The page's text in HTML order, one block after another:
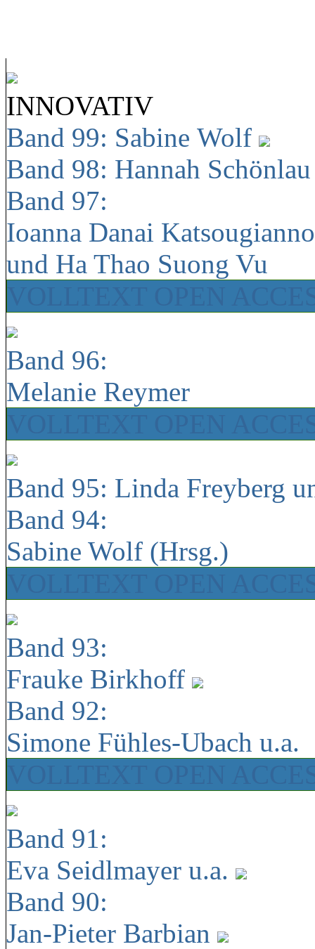
INNOVATIV
Band 99: Sabine Wolf
Band 98: Hannah
Band 97:
Ioanna Danai
und Ha Thao Suong Vu
Band 96:
Melanie Reymer
Band 95: Linda Freyberg
Band 94:
Sabine Wolf (Hrsg.)
Band 93:
Frauke Birkhoff
Band 92:
Simone Fühles-Ubach u.a.
Band 91:
Eva Seidlmayer u.a.
Band 90:
Jan-Pieter Barbian